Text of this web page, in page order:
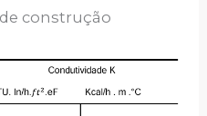
construção